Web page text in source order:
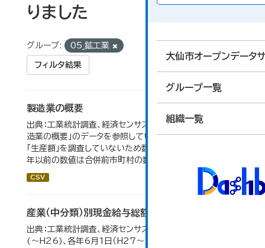
大仙市オープンデータ
グループ一覧
組織一覧
りました
グループ: 05_鉱工業
フィルタ結果
製造業の概要
出典：工業統計調査、経済センサス。 大仙市の統計「5-7 製
造業の概要」のデータを参照しています。 2007年以前は
「生産額」を調査していないため数値はありません。 2004
年以前の数値は合併前市町村の数値を合算したものです。
CSV
産業（中分類）別現金給与総額の推移
出典：工業統計調査、経済センサス。 各年12月31日現在
(～H26)、各年6月1日（H27～）・平成23年のみ平成24